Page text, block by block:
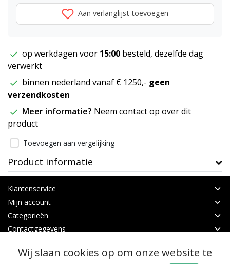
Aan verlanglijst toevoegen
op werkdagen voor 15:00 besteld, dezelfde dag
verwerkt
binnen nederland vanaf € 1250,- geen
verzendkosten
Meer informatie? Neem contact op over dit
product
Toevoegen aan vergelijking
Product informatie
Klantenservice
Mijn account
Categorieën
Contactgegevens
© Copyright 2026 - Binnen Tuinbouw Techniek | Realisatie InStijl Media
Wij slaan cookies op om onze website te